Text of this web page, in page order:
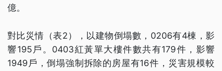
億。
對比災情（表2），以建物倒塌數，0206有4棟，影
響195戶。0403紅黃單大樓件數共有179件，影響
1949戶，倒塌強制拆除的房屋有16件，災害規模較